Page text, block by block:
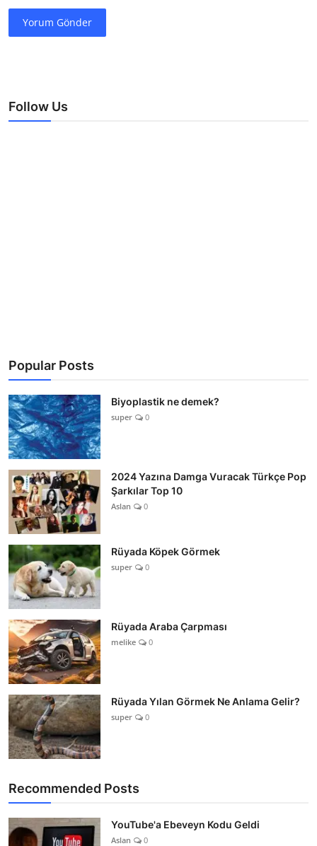
Yorum Gönder
Follow Us
Popular Posts
Biyoplastik ne demek?
super 0
2024 Yazına Damga Vuracak Türkçe Pop
Şarkılar Top 10
Aslan 0
Rüyada Köpek Görmek
super 0
Rüyada Araba Çarpması
melike 0
Rüyada Yılan Görmek Ne Anlama Gelir?
super 0
Recommended Posts
YouTube'a Ebeveyn Kodu Geldi
Aslan 0